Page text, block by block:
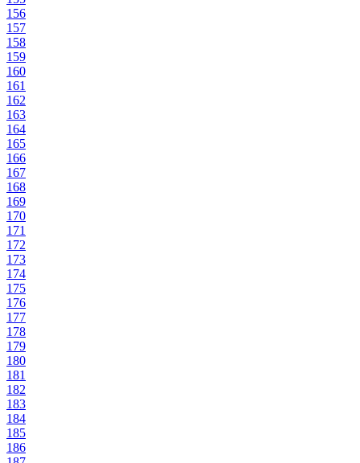
156
157
158
159
160
161
162
163
164
165
166
167
168
169
170
171
172
173
174
175
176
177
178
179
180
181
182
183
184
185
186